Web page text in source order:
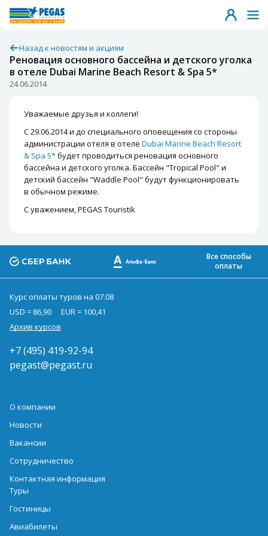
Назад к новостям и акциям
Реновация основного бассейна и детского уголка
в отеле Dubai Marine Beach Resort & Spa 5*
24.06.2014
Уважаемые друзья и коллеги!
С 29.06.2014 и до специального оповещения со стороны
администрации отеля в отеле Dubai Marine Beach Resort
& Spa 5*будет проводиться реновация основного
бассейна и детского уголка. Бассейн "Tropical Pool" и
детский бассейн "Waddle Pool" будут функционировать
в обычном режиме.
С уважением, PEGAS Touristik
Все способы
оплаты
Курс оплаты туров на 07.08
USD = 86,90
EUR = 100,41
Архив курсов
+7 (495) 419-92-94
pegast@pegast.ru
О компании
Новости
Вакансии
Сотрудничество
Контактная информация
Туры
Гостиницы
Авиабилеты